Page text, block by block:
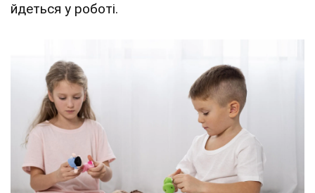
йдеться у роботі.